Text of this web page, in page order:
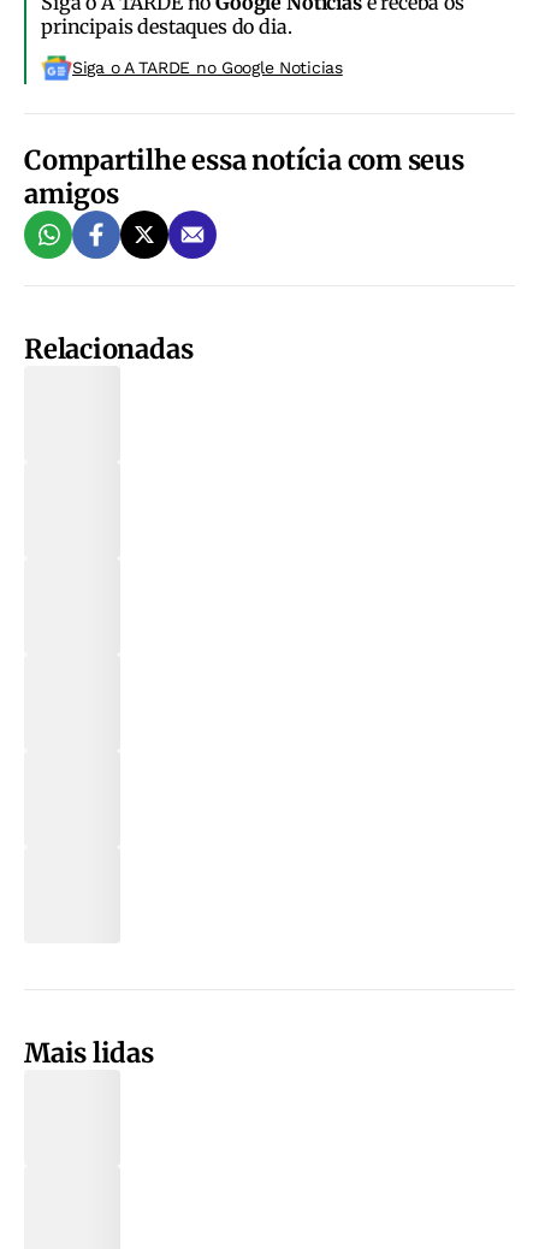
principais destaques do dia.
Siga o A TARDE no Google Noticias
Compartilhe essa notícia com seus
amigos
Relacionadas
Mais lidas